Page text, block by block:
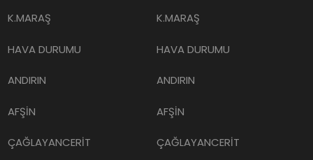
K.MARAŞ
HAVA DURUMU
ANDIRIN
AFŞİN
ÇAĞLAYANCERİT
K.MARAŞ
HAVA DURUMU
ANDIRIN
AFŞİN
ÇAĞLAYANCERİT